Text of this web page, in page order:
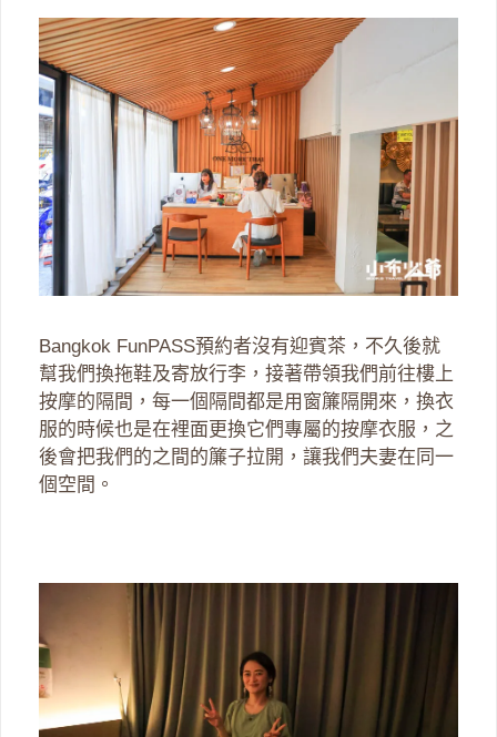
Bangkok FunPASS預約者沒有迎賓茶，不久後就
幫我們換拖鞋及寄放行李，接著帶領我們前往樓上
按摩的隔間，每一個隔間都是用窗簾隔開來，換衣
服的時候也是在裡面更換它們專屬的按摩衣服，之
後會把我們的之間的簾子拉開，讓我們夫妻在同一
個空間。